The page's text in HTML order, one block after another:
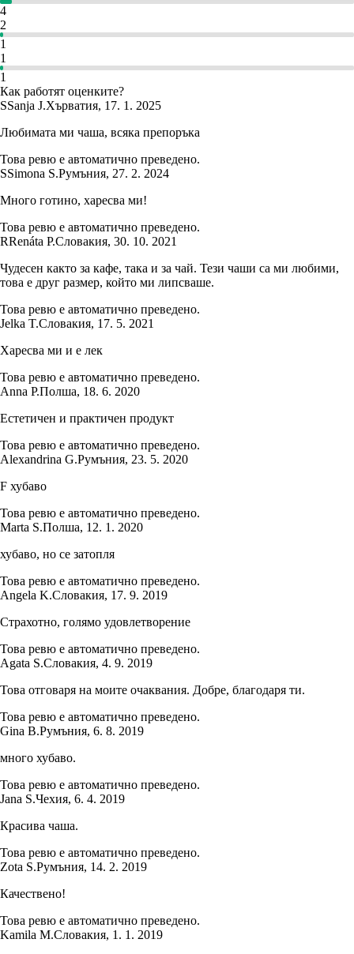
4
2
1
1
1
Как работят оценките?
SSanja J.Хърватия, 17. 1. 2025
Любимата ми чаша, всяка препоръка
Това ревю е автоматично преведено.
SSimona S.Румъния, 27. 2. 2024
Много готино, харесва ми!
Това ревю е автоматично преведено.
RRenáta P.Словакия, 30. 10. 2021
Чудесен както за кафе, така и за чай. Тези чаши са ми любими,
това е друг размер, който ми липсваше.
Това ревю е автоматично преведено.
Jelka T.Словакия, 17. 5. 2021
Харесва ми и е лек
Това ревю е автоматично преведено.
Anna P.Полша, 18. 6. 2020
Естетичен и практичен продукт
Това ревю е автоматично преведено.
Alexandrina G.Румъния, 23. 5. 2020
F хубаво
Това ревю е автоматично преведено.
Marta S.Полша, 12. 1. 2020
хубаво, но се затопля
Това ревю е автоматично преведено.
Angela K.Словакия, 17. 9. 2019
Страхотно, голямо удовлетворение
Това ревю е автоматично преведено.
Agata S.Словакия, 4. 9. 2019
Това отговаря на моите очаквания. Добре, благодаря ти.
Това ревю е автоматично преведено.
Gina B.Румъния, 6. 8. 2019
много хубаво.
Това ревю е автоматично преведено.
Jana S.Чехия, 6. 4. 2019
Красива чаша.
Това ревю е автоматично преведено.
Zota S.Румъния, 14. 2. 2019
Качествено!
Това ревю е автоматично преведено.
Kamila M.Словакия, 1. 1. 2019